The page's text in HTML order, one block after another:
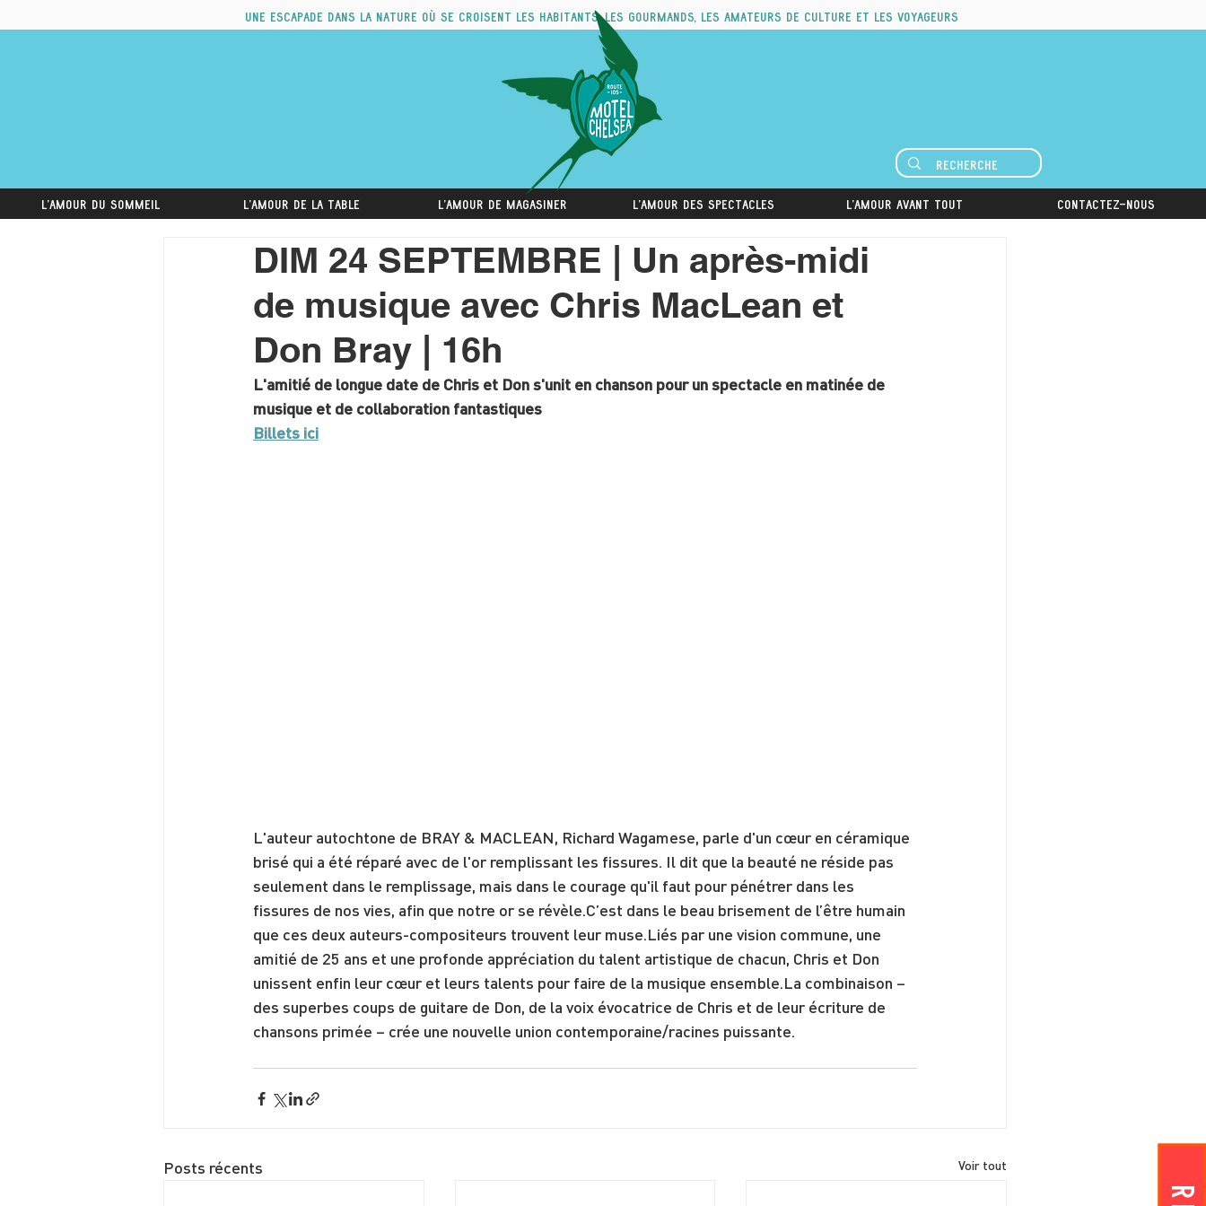
Une escapade dans la nature où se croisent les habitants, les gourmands, les amateurs de culture et les voyageurs
L'amour du sommeil L'amour de la table L'amour de magasiner L'amour des spectacles L'amour avant tout Contactez-nous
DIM 24 SEPTEMBRE | Un après-midi
de musique avec Chris MacLean et
Don Bray | 16h
L'amitié de longue date de Chris et Don s'unit en chanson pour un spectacle en matinée de
musique et de collaboration fantastiques
Billets ici
L'auteur autochtone de BRAY & MACLEAN, Richard Wagamese, parle d'un cœur en céramique
brisé qui a été réparé avec de l'or remplissant les fissures. Il dit que la beauté ne réside pas
seulement dans le remplissage, mais dans le courage qu'il faut pour pénétrer dans les
fissures de nos vies, afin que notre or se révèle.C’est dans le beau brisement de l’être humain
que ces deux auteurs-compositeurs trouvent leur muse.Liés par une vision commune, une
amitié de 25 ans et une profonde appréciation du talent artistique de chacun, Chris et Don
unissent enfin leur cœur et leurs talents pour faire de la musique ensemble.La combinaison –
des superbes coups de guitare de Don, de la voix évocatrice de Chris et de leur écriture de
chansons primée – crée une nouvelle union contemporaine/racines puissante.
Posts récents Voir tout